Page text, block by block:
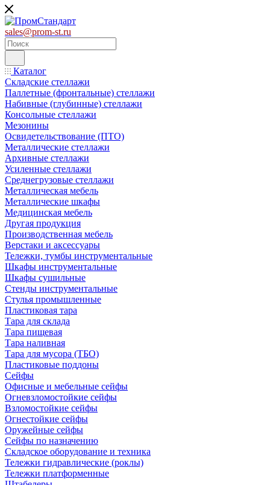
sales@prom-st.ru
Каталог
Складские стеллажи
Паллетные (фронтальные) стеллажи
Набивные (глубинные) стеллажи
Консольные стеллажи
Мезонины
Освидетельствование (ПТО)
Металлические стеллажи
Архивные стеллажи
Усиленные стеллажи
Среднегрузовые стеллажи
Металлическая мебель
Металлические шкафы
Медицинская мебель
Другая продукция
Производственная мебель
Верстаки и аксессуары
Тележки, тумбы инструментальные
Шкафы инструментальные
Шкафы сушильные
Стенды инструментальные
Cтулья промышленные
Пластиковая тара
Тара для склада
Тара пищевая
Тара наливная
Тара для мусора (ТБО)
Пластиковые поддоны
Сейфы
Офисные и мебельные сейфы
Огневзломостойкие сейфы
Взломостойкие сейфы
Огнестойкие сейфы
Оружейные сейфы
Сейфы по назначению
Складское оборудование и техника
Тележки гидравлические (роклы)
Тележки платформенные